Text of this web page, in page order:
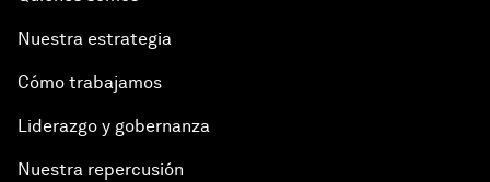
Nuestra estrategia
Cómo trabajamos
Liderazgo y gobernanza
Nuestra repercusión